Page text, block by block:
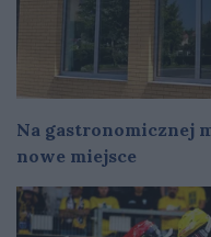
Na gastronomicznej
nowe miejsce